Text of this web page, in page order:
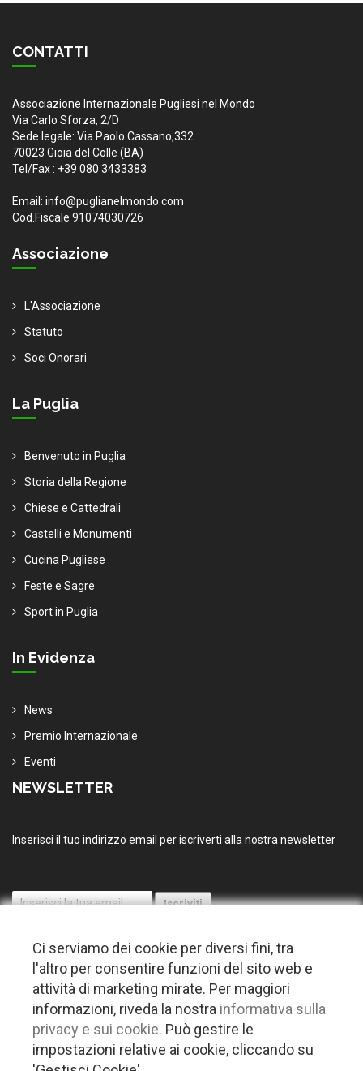
CONTATTI
Associazione Internazionale Pugliesi nel Mondo
Via Carlo Sforza, 2/D
Sede legale: Via Paolo Cassano,332
70023 Gioia del Colle (BA)
Tel/Fax : +39 080 3433383
Email: info@puglianelmondo.com
Cod.Fiscale 91074030726
Associazione
L'Associazione
Statuto
Soci Onorari
La Puglia
Benvenuto in Puglia
Storia della Regione
Chiese e Cattedrali
Castelli e Monumenti
Cucina Pugliese
Feste e Sagre
Sport in Puglia
In Evidenza
News
Premio Internazionale
Eventi
NEWSLETTER
Inserisci il tuo indirizzo email per iscriverti alla nostra newsletter
© 2026 Copyright Puglia nel mondo. Tutti i diritti riservati |Privacy
-Cookie policy-Gestisci Cookie -
Ci serviamo dei cookie per diversi fini, tra
l'altro per consentire funzioni del sito web e
attività di marketing mirate. Per maggiori
informazioni, riveda la nostra informativa sulla
privacy e sui cookie. Può gestire le
impostazioni relative ai cookie, cliccando su
Questo plugin utilizza cookie per raccogliere dati e cookie di terze parti